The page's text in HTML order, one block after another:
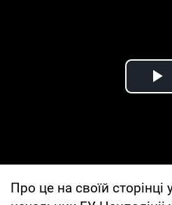
Про це на своїй сторінці